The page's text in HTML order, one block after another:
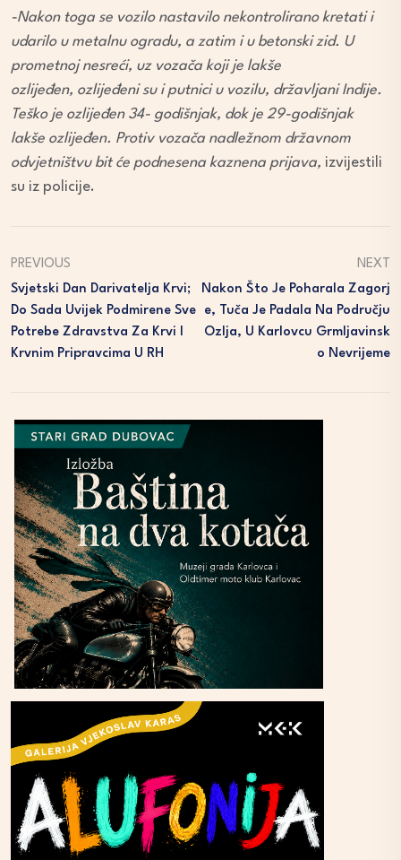
-Nakon toga se vozilo nastavilo nekontrolirano kretati i
udarilo u metalnu ogradu, a zatim i u betonski zid. U
prometnoj nesreći, uz vozača koji je lakše
ozlijeđen, ozlijeđeni su i putnici u vozilu, državljani Indije.
Teško je ozlijeđen 34- godišnjak, dok je 29-godišnjak
lakše ozlijeđen. Protiv vozača nadležnom državnom
odvjetništvu bit će podnesena kaznena prijava, izvijestili
su iz policije.
PREVIOUS
Svjetski Dan Darivatelja Krvi;
Do Sada Uvijek Podmirene Sve
Potrebe Zdravstva Za Krvi I
Krvnim Pripravcima U RH
NEXT
Nakon Što Je Poharala Zagorj
E, Tuča Je Padala Na Području
Ozlja, U Karlovcu Grmljavinsk
O Nevrijeme